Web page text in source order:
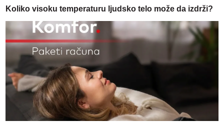
Koliko visoku temperaturu ljudsko telo može da izdrži?